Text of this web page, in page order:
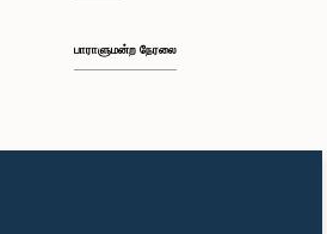
பாராளுமன்ற நேரலை